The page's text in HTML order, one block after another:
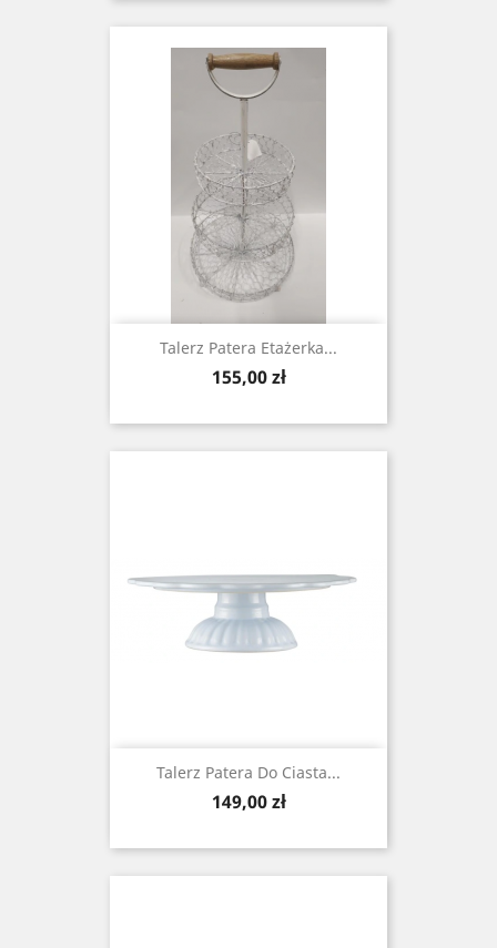
Talerz Patera Etażerka...
Cena
155,00 zł
Talerz Patera Do Ciasta...
Cena
149,00 zł